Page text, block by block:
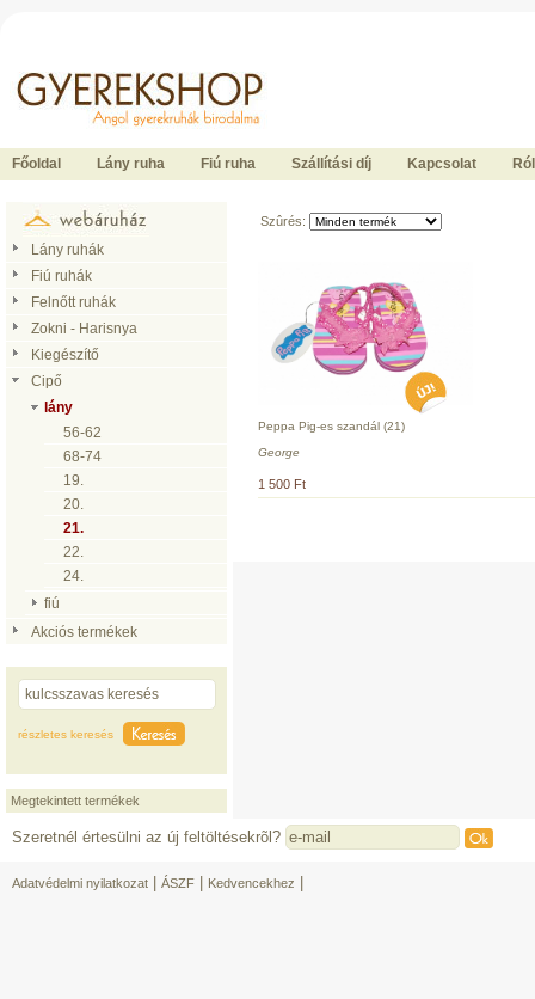
Főoldal Lány ruha Fiú ruha Szállítási díj Kapcsolat
Lány ruhák
Fiú ruhák
Felnőtt ruhák
Zokni - Harisnya
Kiegészítő
Cipő
lány
56-62
68-74
19.
20.
21.
22.
24.
fiú
Akciós termékek
részletes keresés
Megtekintett termékek
Szûrés:
Peppa Pig-es szandál (21)
George
1 500 Ft
Szeretnél értesülni az új feltöltésekrõl?
Adatvédelmi nyilatkozat ÁSZF Kedvencekhez